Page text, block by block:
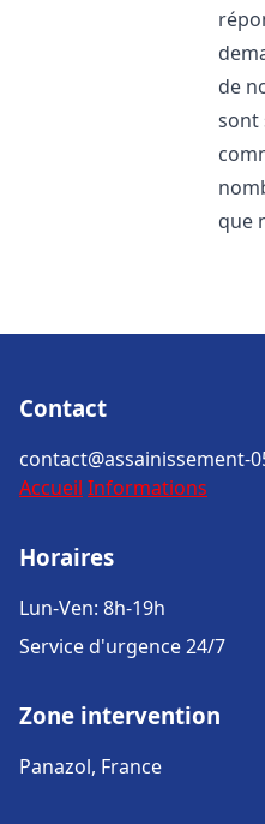
de
sont
que
Contact
contact@assainissement-
Accueil Informations
Horaires
Lun-Ven: 8h-19h
Service d'urgence 24/7
Zone intervention
Panazol, France